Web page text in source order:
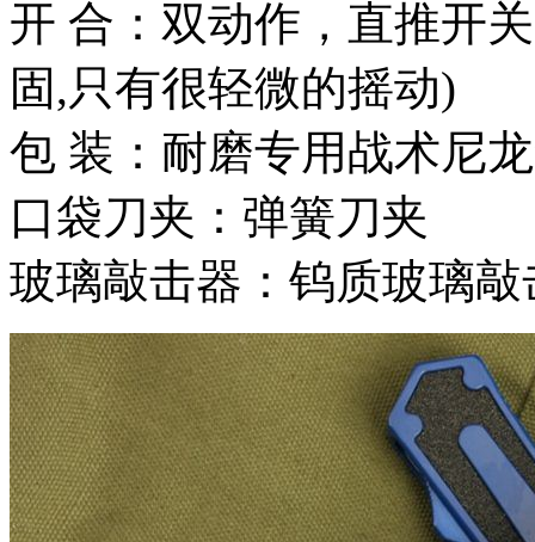
开 合：双动作，直推开
固,只有很轻微的摇动)
包 装：耐磨专用战术尼
口袋刀夹：弹簧刀夹
玻璃敲击器：钨质玻璃敲